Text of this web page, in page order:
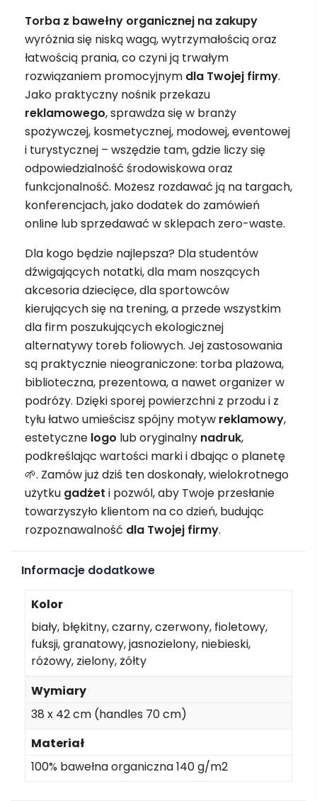
Torba z bawełny organicznej na zakupy
wyróżnia się niską wagą, wytrzymałością oraz
łatwością prania, co czyni ją trwałym
rozwiązaniem promocyjnym dla Twojej firmy.
Jako praktyczny nośnik przekazu
reklamowego, sprawdza się w branży
spożywczej, kosmetycznej, modowej, eventowej
i turystycznej – wszędzie tam, gdzie liczy się
odpowiedzialność środowiskowa oraz
funkcjonalność. Możesz rozdawać ją na targach,
konferencjach, jako dodatek do zamówień
online lub sprzedawać w sklepach zero-waste.
Dla kogo będzie najlepsza? Dla studentów
dźwigających notatki, dla mam noszących
akcesoria dziecięce, dla sportowców
kierujących się na trening, a przede wszystkim
dla firm poszukujących ekologicznej
alternatywy toreb foliowych. Jej zastosowania
są praktycznie nieograniczone: torba plażowa,
biblioteczna, prezentowa, a nawet organizer w
podróży. Dzięki sporej powierzchni z przodu i z
tyłu łatwo umieścisz spójny motyw reklamowy,
estetyczne logo lub oryginalny nadruk,
podkreślając wartości marki i dbając o planetę
🌱. Zamów już dziś ten doskonały, wielokrotnego
użytku gadżet i pozwól, aby Twoje przesłanie
towarzyszyło klientom na co dzień, budując
rozpoznawalność dla Twojej firmy.
Informacje dodatkowe
Kolor
biały, błękitny, czarny, czerwony, fioletowy,
fuksji, granatowy, jasnozielony, niebieski,
różowy, zielony, żółty
Wymiary
38 x 42 cm (handles 70 cm)
Materiał
100% bawełna organiczna 140 g/m2